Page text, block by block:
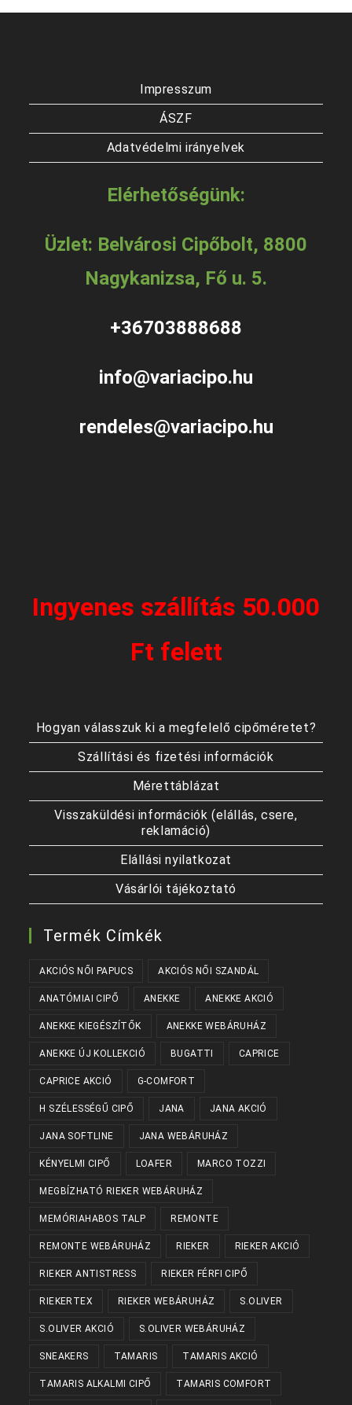
Impresszum
ÁSZF
Adatvédelmi irányelvek
Elérhetőségünk:
Üzlet: Belvárosi Cipőbolt, 8800
Nagykanizsa, Fő u. 5.
+36703888688
info@variacipo.hu
rendeles@variacipo.hu
Ingyenes szállítás 50.000
Ft felett
Hogyan válasszuk ki a megfelelő cipőméretet?
Szállítási és fizetési információk
Mérettáblázat
Visszaküldési információk (elállás, csere,
reklamáció)
Elállási nyilatkozat
Vásárlói tájékoztató
Termék Címkék
AKCIÓS NŐI PAPUCS AKCIÓS NŐI SZANDÁL
ANATÓMIAI CIPŐ ANEKKE ANEKKE AKCIÓ
ANEKKE KIEGÉSZÍTŐK ANEKKE WEBÁRUHÁZ
ANEKKE ÚJ KOLLEKCIÓ BUGATTI CAPRICE
CAPRICE AKCIÓ G-COMFORT
H SZÉLESSÉGŰ CIPŐ JANA JANA AKCIÓ
JANA SOFTLINE JANA WEBÁRUHÁZ
KÉNYELMI CIPŐ LOAFER MARCO TOZZI
MEGBÍZHATÓ RIEKER WEBÁRUHÁZ
MEMÓRIAHABOS TALP REMONTE
REMONTE WEBÁRUHÁZ RIEKER RIEKER AKCIÓ
RIEKER ANTISTRESS RIEKER FÉRFI CIPŐ
RIEKERTEX RIEKER WEBÁRUHÁZ S.OLIVER
S.OLIVER AKCIÓ S.OLIVER WEBÁRUHÁZ
SNEAKERS TAMARIS TAMARIS AKCIÓ
TAMARIS ALKALMI CIPŐ TAMARIS COMFORT